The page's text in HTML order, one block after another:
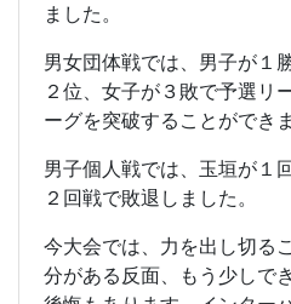
ました。
男女団体戦では、男子が１
２位、女子が３敗で予選リ
ーグを突破することができ
男子個人戦では、玉垣が１
２回戦で敗退しました。
今大会では、力を出し切る
分がある反面、もう少しで